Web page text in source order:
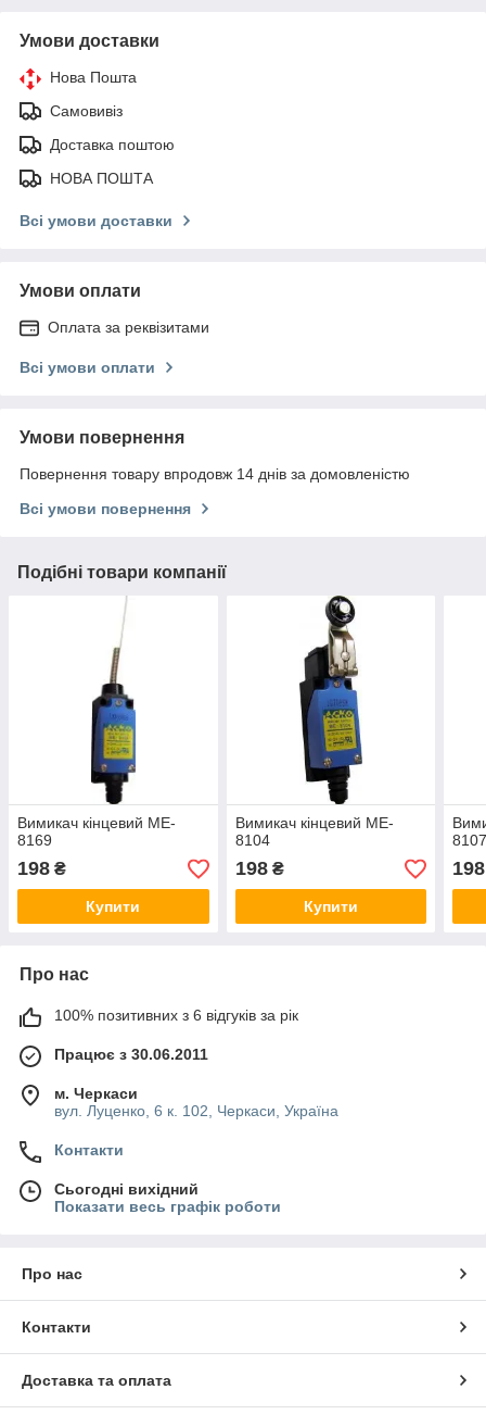
Умови доставки
Нова Пошта
Самовивіз
Доставка поштою
НОВА ПОШТА
Всі умови доставки
Умови оплати
Оплата за реквізитами
Всі умови оплати
Умови повернення
Повернення товару впродовж 14 днів за домовленістю
Всі умови повернення
Подібні товари компанії
Вимикач кінцевий МE-
8169
198 ₴
Купити
Вимикач кінцевий МE-
8104
198₴
Купити
198
Про нас
100% позитивних з 6 відгуків за рік
Працює з 30.06.2011
м. Черкаси
вул. Луценко, 6 к. 102, Черкаси, Україна
Контакти
Сьогодні вихідний
Показати весь графік роботи
Про нас
Контакти
Доставка та оплата